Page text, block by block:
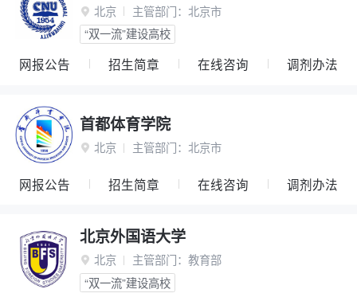
 北京 主管部门： 北京市
“双一流”建设高校
网报公告 招生简章 在线咨询 调剂办法
首都体育学院
 北京 主管部门： 北京市
网报公告 招生简章 在线咨询 调剂办法
北京外国语大学
 北京 主管部门： 教育部
“双一流”建设高校